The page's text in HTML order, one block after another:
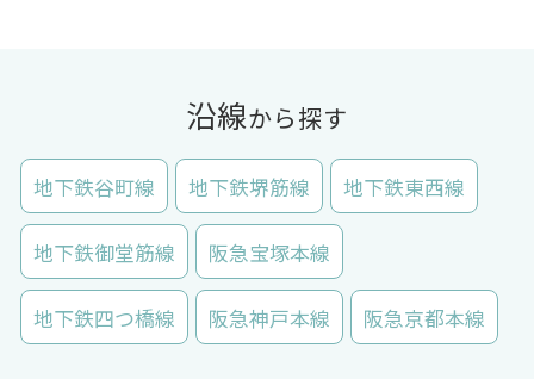
沿線から探す
地下鉄谷町線 地下鉄堺筋線 地下鉄東西線
地下鉄御堂筋線 阪急宝塚本線
地下鉄四つ橋線 阪急神戸本線 阪急京都本線